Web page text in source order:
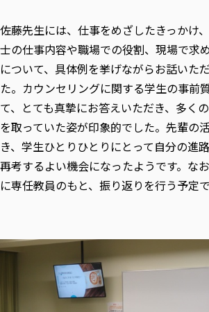
学生総合補償制度
スポーツ傷害保険
佐藤先生には、仕事をめざしたきっかけ
士の仕事内容や職場での役割、現場で求
について、具体例を挙げながらお話いた
た。カウンセリングに関する学生の事前
て、とても真摯にお答えいただき、多く
を取っていた姿が印象的でした。先輩の
き、学生ひとりひとりにとって自分の進
再考するよい機会になったようです。な
に専任教員のもと、振り返りを行う予定で